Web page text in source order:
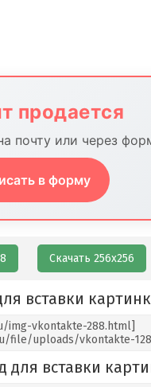
продается
почту или через
в форму
Скачать 256х256
вставки
для вставки